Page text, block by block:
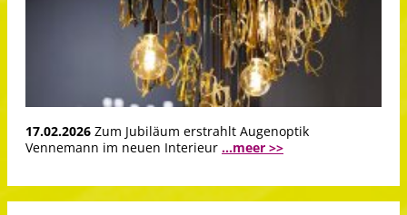
17.02.2026 Zum Jubiläum erstrahlt Augenoptik
Vennemann im neuen Interieur ...meer >>